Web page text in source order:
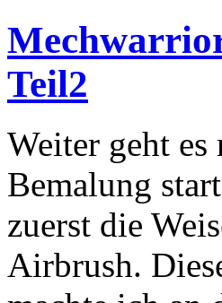
Teil2
Weiter geht
Bemalung
zuerst die
Airbrush.